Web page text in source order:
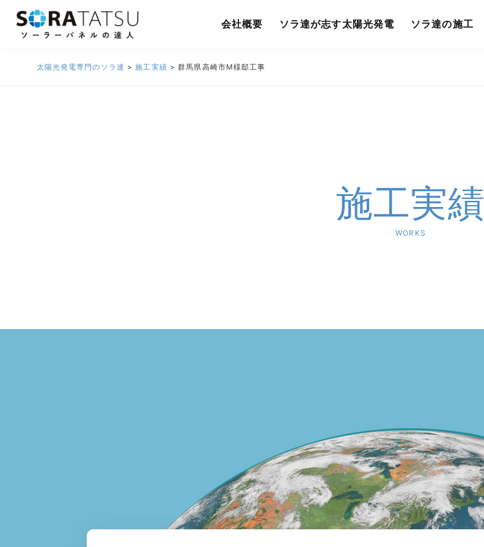
会社概要 ソラ達が志す太陽光発電 ソラ達の施工
太陽光発電専門のソラ達 >施工実績 >群馬県高崎市M様邸工事
施工実績
WORKS